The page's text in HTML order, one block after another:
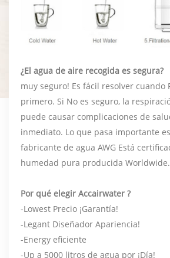
¿El agua de aire recogida es segura?
muy seguro! Es fácil resolver cuando
primero. Si No es seguro, la
puede causar complicaciones de
inmediato. Lo que pasa importante
fabricante de agua AWG Está
humedad pura producida Worldwide.
Por qué elegir Accairwater ?
-Lowest Precio ¡Garantía!
-Legant Diseñador Apariencia!
-Energy eficiente
-Up a 5000 litros de agua por ¡Día!